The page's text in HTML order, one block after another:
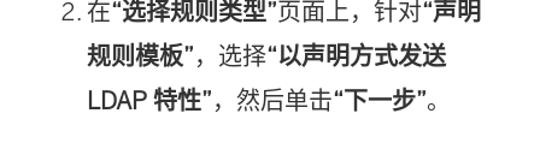
在“选择规则类型”页面上，针对“声明
规则模板”，选择“以声明方式发送
LDAP 特性”，然后单击“下一步”。